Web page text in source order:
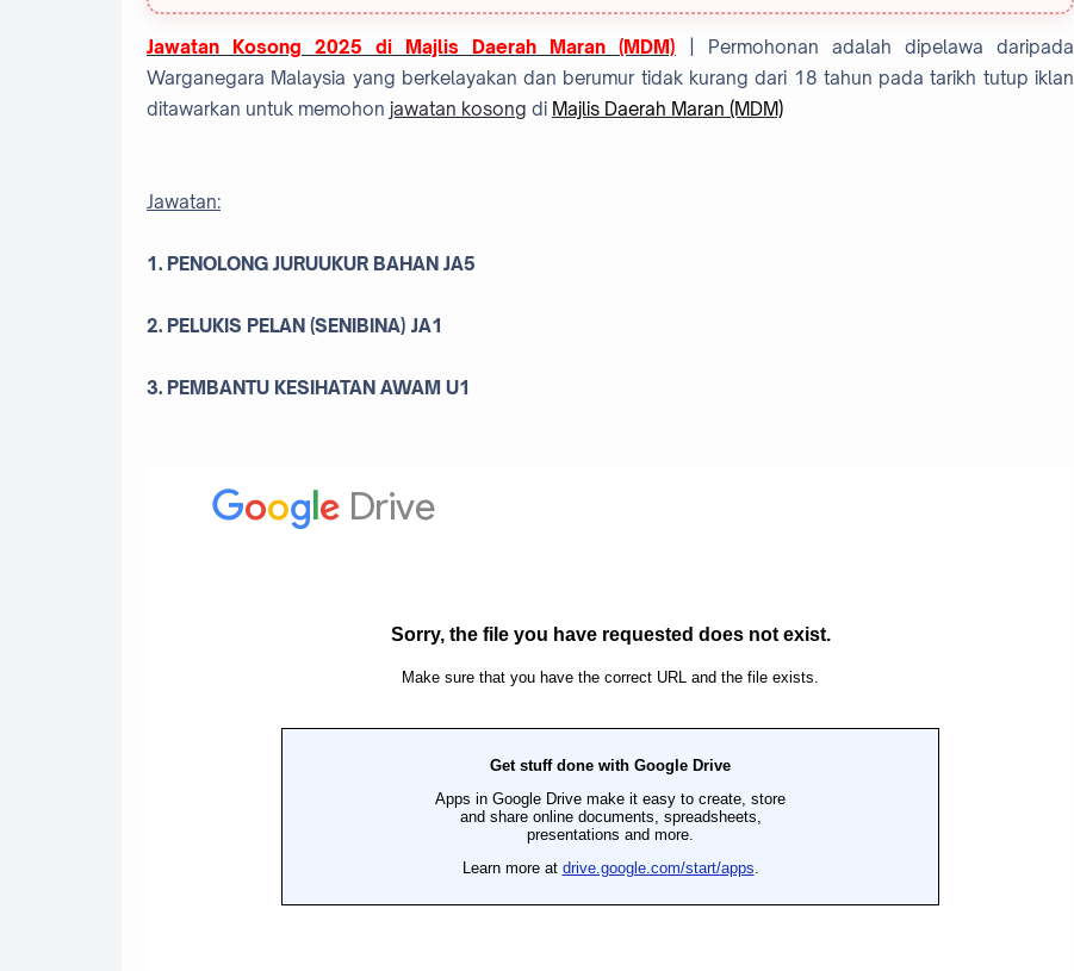
Jawatan Kosong 2025 di Majlis Daerah Maran (MDM) | Permohonan adalah dipelawa daripada
Warganegara Malaysia yang berkelayakan dan berumur tidak kurang dari 18 tahun pada tarikh tutup iklan
ditawarkan untuk memohon jawatan kosong di Majlis Daerah Maran (MDM)
Jawatan:
1. PENOLONG JURUUKUR BAHAN JA5
2. PELUKIS PELAN (SENIBINA) JA1
3. PEMBANTU KESIHATAN AWAM U1